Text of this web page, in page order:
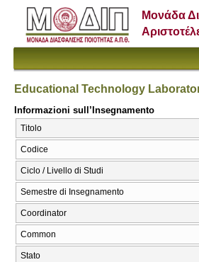
Μονάδα
Educational Technology
Informazioni sull’Insegnamento
Titolo
Codice
Ciclo / Livello di Studi
Semestre di Insegnamento
Coordinator
Common
Stato